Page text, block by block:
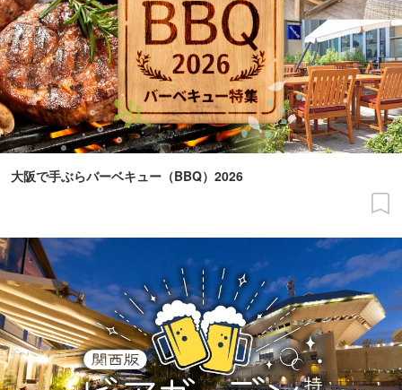
大阪で手ぶらバーベキュー（BBQ）2026